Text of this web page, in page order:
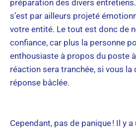
préparation des divers
s’est par ailleurs projeté
votre entité. Le tout est donc de
confiance, car plus la personne
enthousiaste à propos du poste
réaction sera tranchée, si vous la
réponse bâclée.
Cependant, pas de panique ! Il y